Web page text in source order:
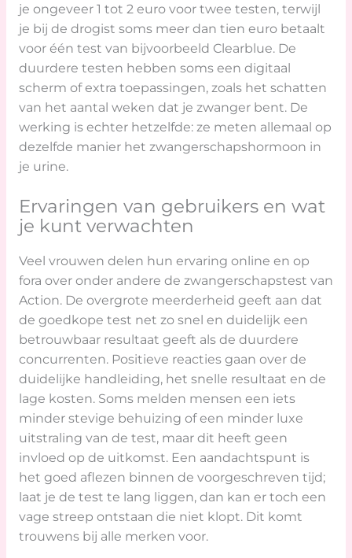
je ongeveer 1 tot 2 euro voor twee testen, terwijl
je bij de drogist soms meer dan tien euro betaalt
voor één test van bijvoorbeeld Clearblue. De
duurdere testen hebben soms een digitaal
scherm of extra toepassingen, zoals het schatten
van het aantal weken dat je zwanger bent. De
werking is echter hetzelfde: ze meten allemaal op
dezelfde manier het zwangerschapshormoon in
je urine.
Ervaringen van gebruikers en wat
je kunt verwachten
Veel vrouwen delen hun ervaring online en op
fora over onder andere de zwangerschapstest van
Action. De overgrote meerderheid geeft aan dat
de goedkope test net zo snel en duidelijk een
betrouwbaar resultaat geeft als de duurdere
concurrenten. Positieve reacties gaan over de
duidelijke handleiding, het snelle resultaat en de
lage kosten. Soms melden mensen een iets
minder stevige behuizing of een minder luxe
uitstraling van de test, maar dit heeft geen
invloed op de uitkomst. Een aandachtspunt is
het goed aflezen binnen de voorgeschreven tijd;
laat je de test te lang liggen, dan kan er toch een
vage streep ontstaan die niet klopt. Dit komt
trouwens bij alle merken voor.